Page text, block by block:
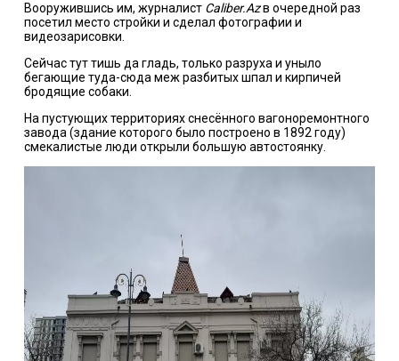
Вооружившись им, журналист Caliber.Azв очередной раз
посетил место стройки и сделал фотографии и
видеозарисовки.
Сейчас тут тишь да гладь, только разруха и уныло
бегающие туда-сюда меж разбитых шпал и кирпичей
бродящие собаки.
На пустующих территориях снесённого вагоноремонтного
завода (здание которого было построено в 1892 году)
смекалистые люди открыли большую автостоянку.